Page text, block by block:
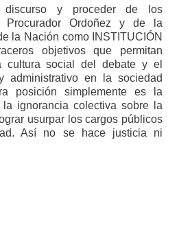
y proceder de los
Procurador Ordoñez y de la
la Nación como INSTITUCIÓN
objetivos que permitan
cultura social del debate y el
administrativo en la sociedad
posición simplemente es la
ignorancia colectiva sobre la
usurpar los cargos públicos
Así no se hace justicia ni